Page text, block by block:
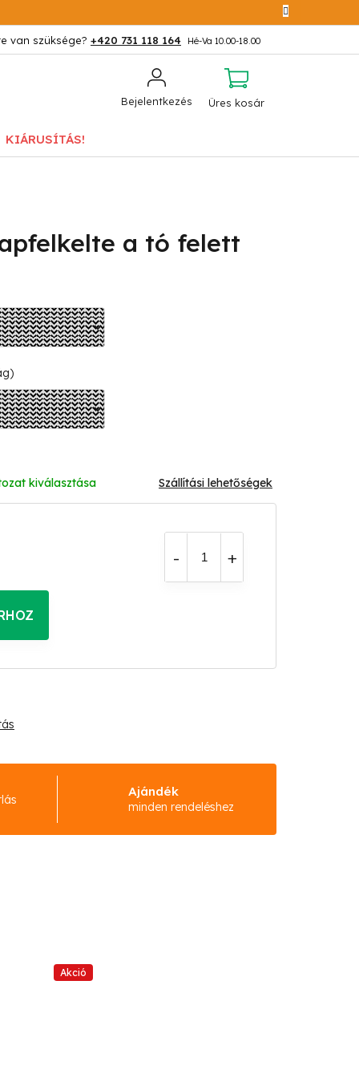
+420 731 118 164
Bejelentkezés KOSÁR
Üres kosár
KIÁRUSÍTÁS!
a tó felett
kiválasztása Szállítási lehetőségek
Ajándék
minden rendeléshez
Akció